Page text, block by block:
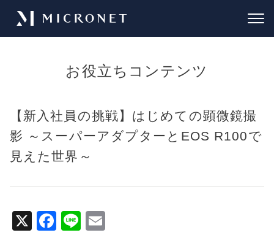
お役立ちコンテンツ
【新入社員の挑戦】はじめての顕微鏡撮
影 ～スーパーアダプターとEOS R100で
見えた世界～
X
F
Li